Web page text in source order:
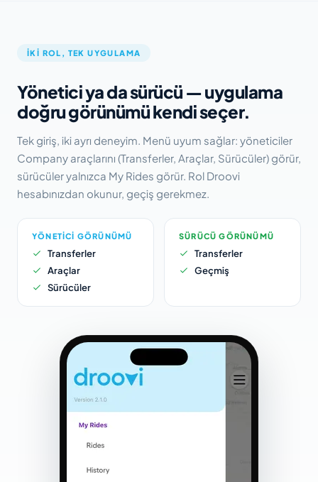
İKI ROL, TEK UYGULAMA
Yönetici ya da sürücü — uygulama
doğru görünümü kendi seçer.
Tek giriş, iki ayrı deneyim. Menü uyum sağlar: yöneticiler
Company araçlarını (Transferler, Araçlar, Sürücüler) görür,
sürücüler yalnızca My Rides görür. Rol Droovi
hesabınızdan okunur, geçiş gerekmez.
YÖNETICI GÖRÜNÜMÜ
Transferler
Araçlar
Sürücüler
SÜRÜCÜ GÖRÜNÜMÜ
Transferler
Geçmiş